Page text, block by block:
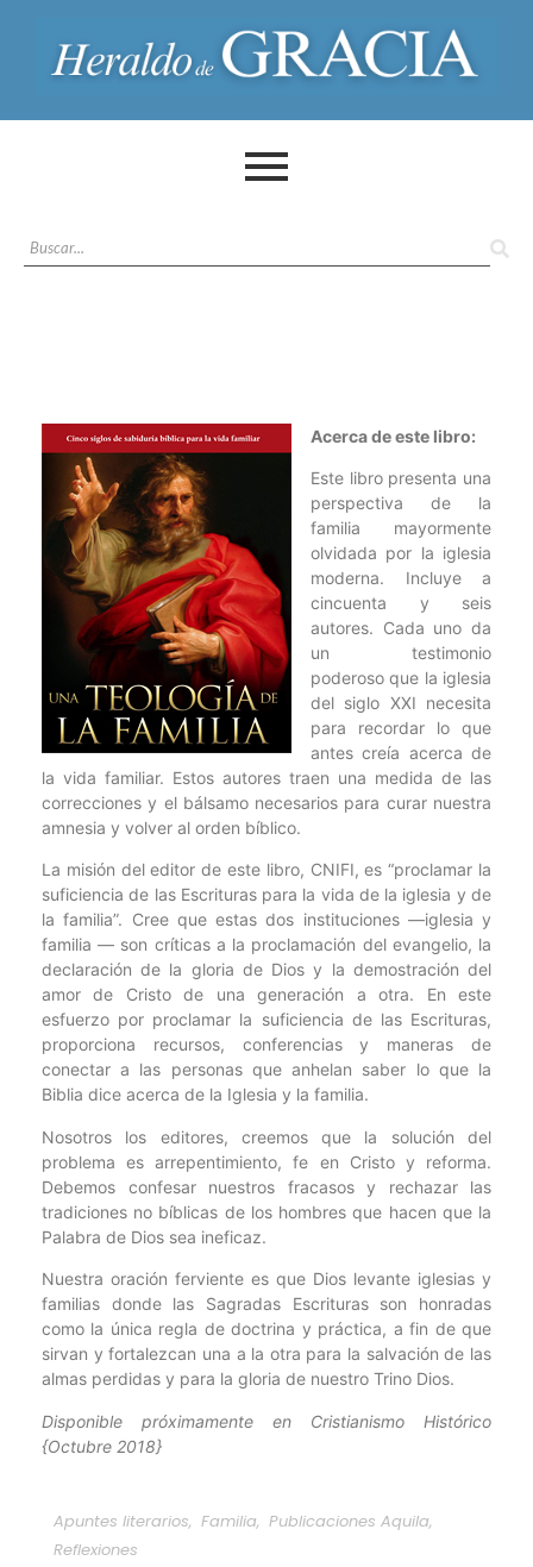
Acerca de este libro:
Este libro presenta una
perspectiva de la
familia mayormente
olvidada por la iglesia
moderna. Incluye a
cincuenta y seis
autores. Cada uno da
un testimonio
poderoso que la iglesia
del siglo XXI necesita
para recordar lo que
antes creía acerca de
la vida familiar. Estos autores traen una medida de las
correcciones y el bálsamo necesarios para curar nuestra
amnesia y volver al orden bíblico.
La misión del editor de este libro, CNIFI, es “proclamar la
suficiencia de las Escrituras para la vida de la iglesia y de
la familia”. Cree que estas dos instituciones —iglesia y
familia — son críticas a la proclamación del evangelio, la
declaración de la gloria de Dios y la demostración del
amor de Cristo de una generación a otra. En este
esfuerzo por proclamar la suficiencia de las Escrituras,
proporciona recursos, conferencias y maneras de
conectar a las personas que anhelan saber lo que la
Biblia dice acerca de la Iglesia y la familia.
Nosotros los editores, creemos que la solución del
problema es arrepentimiento, fe en Cristo y reforma.
Debemos confesar nuestros fracasos y rechazar las
tradiciones no bíblicas de los hombres que hacen que la
Palabra de Dios sea ineficaz.
Nuestra oración ferviente es que Dios levante iglesias y
familias donde las Sagradas Escrituras son honradas
como la única regla de doctrina y práctica, a fin de que
sirvan y fortalezcan una a la otra para la salvación de las
almas perdidas y para la gloria de nuestro Trino Dios.
Disponible próximamente en Cristianismo Histórico
{Octubre 2018}
Apuntes literarios, Familia, Publicaciones Aquila,
Reflexiones